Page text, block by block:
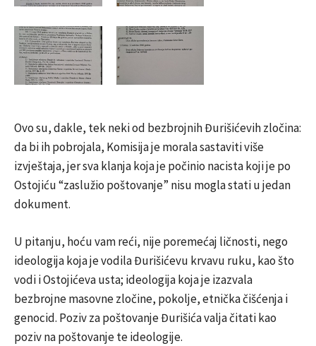
Ovo su, dakle, tek neki od bezbrojnih Đurišićevih zločina:
da bi ih pobrojala, Komisija je morala sastaviti više
izvještaja, jer sva klanja koja je počinio nacista koji je po
Ostojiću “zaslužio poštovanje” nisu mogla stati u jedan
dokument.
U pitanju, hoću vam reći, nije poremećaj ličnosti, nego
ideologija koja je vodila Đurišićevu krvavu ruku, kao što
vodi i Ostojićeva usta; ideologija koja je izazvala
bezbrojne masovne zločine, pokolje, etnička čišćenja i
genocid. Poziv za poštovanje Đurišića valja čitati kao
poziv na poštovanje te ideologije.